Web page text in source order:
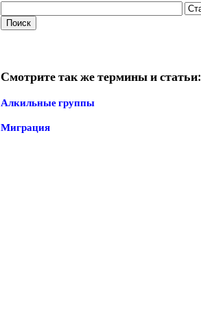
Смотрите так же термины и статьи:
Алкильные группы
Миграция